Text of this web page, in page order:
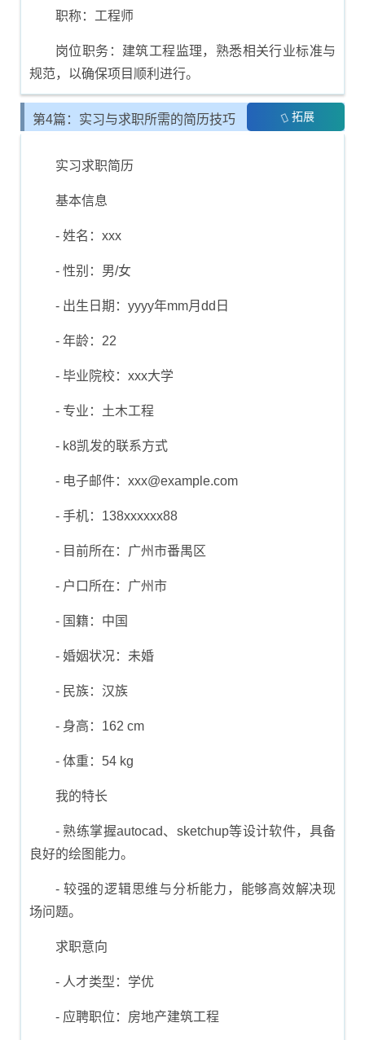
职称：工程师
岗位职务：建筑工程监理，熟悉相关行业标准与
规范，以确保项目顺利进行。
第4篇：实习与求职所需的简历技巧 拓展
实习求职简历
基本信息
- 姓名：xxx
- 性别：男/女
- 出生日期：yyyy年mm月dd日
- 年龄：22
- 毕业院校：xxx大学
- 专业：土木工程
- k8凯发的联系方式
- 电子邮件： xxx@example.com
- 手机：138xxxxxx88
- 目前所在：广州市番禺区
- 户口所在：广州市
- 国籍：中国
- 婚姻状况：未婚
- 民族：汉族
- 身高：162 cm
- 体重：54 kg
我的特长
- 熟练掌握autocad、sketchup等设计软件，具备
良好的绘图能力。
- 较强的逻辑思维与分析能力，能够高效解决现
场问题。
求职意向
- 人才类型：学优
- 应聘职位：房地产建筑工程